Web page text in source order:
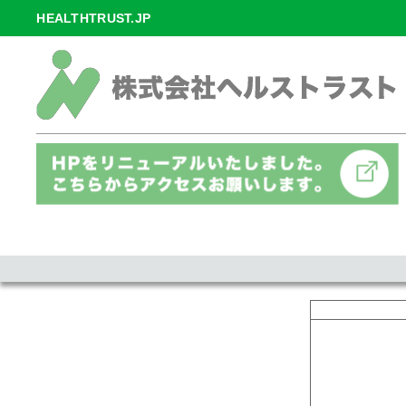
HEALTHTRUST.JP